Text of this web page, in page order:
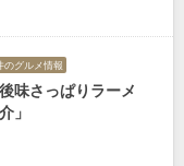
のグルメ情報
味さっぱりラーメ
」